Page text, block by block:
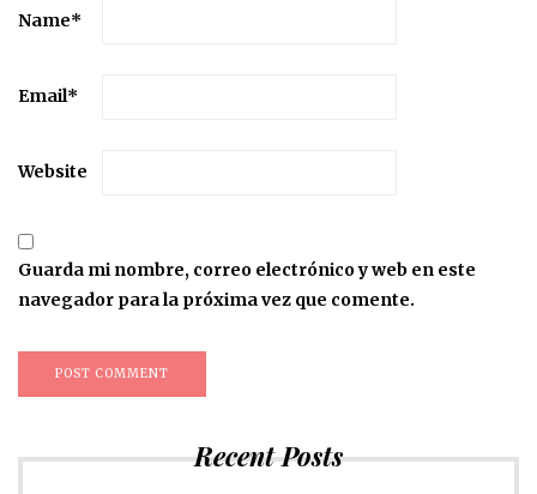
Name*
Email*
Website
Guarda mi nombre, correo electrónico y web en este
navegador para la próxima vez que comente.
Recent Posts